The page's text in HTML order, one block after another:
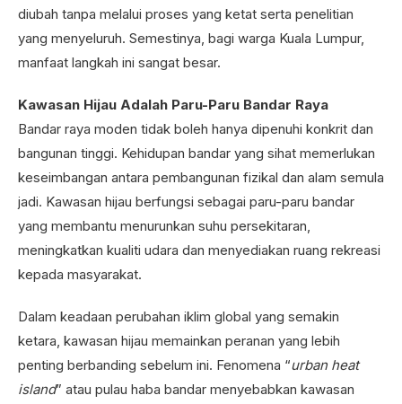
diubah tanpa melalui proses yang ketat serta penelitian
yang menyeluruh. Semestinya, bagi warga Kuala Lumpur,
manfaat langkah ini sangat besar.
Kawasan Hijau Adalah Paru-Paru Bandar Raya
Bandar raya moden tidak boleh hanya dipenuhi konkrit dan
bangunan tinggi. Kehidupan bandar yang sihat memerlukan
keseimbangan antara pembangunan fizikal dan alam semula
jadi. Kawasan hijau berfungsi sebagai paru-paru bandar
yang membantu menurunkan suhu persekitaran,
meningkatkan kualiti udara dan menyediakan ruang rekreasi
kepada masyarakat.
Dalam keadaan perubahan iklim global yang semakin
ketara, kawasan hijau memainkan peranan yang lebih
penting berbanding sebelum ini. Fenomena “urban heat
island” atau pulau haba bandar menyebabkan kawasan